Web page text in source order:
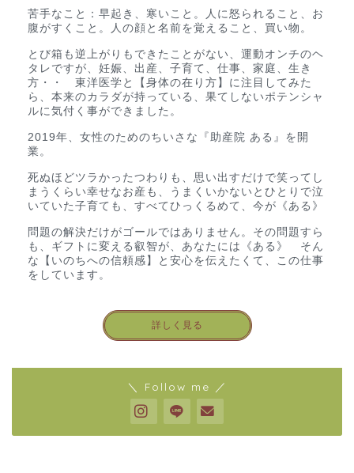
苦手なこと：早起き、寒いこと。人に怒られること、お
腹がすくこと。人の顔と名前を覚えること、買い物。
とび箱も逆上がりもできたことがない、運動オンチのヘ
タレですが、妊娠、出産、子育て、仕事、家庭、生き
方・・ 東洋医学と【身体の在り方】に注目してみた
ら、本来のカラダが持っている、果てしないポテンシャ
ルに気付く事ができました。
2019年、女性のためのちいさな『助産院 ある』を開
業。
死ぬほどツラかったつわりも、思い出すだけで笑ってし
まうくらい幸せなお産も、うまくいかないとひとりで泣
いていた子育ても、すべてひっくるめて、今が《ある》
問題の解決だけがゴールではありません。その問題すら
も、ギフトに変える叡智が、あなたには《ある》 そん
な【いのちへの信頼感】と安心を伝えたくて、この仕事
をしています。
詳しく見る
＼ Follow me ／